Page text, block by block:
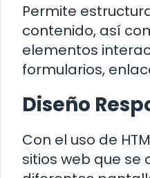
Permite
contenido, así
elementos
formularios,
Diseño
Con el uso de
sitios web que se